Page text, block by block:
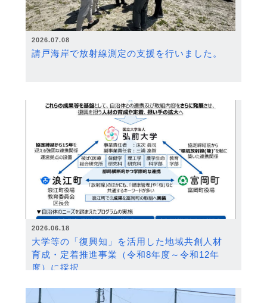
2026.07.08
請戸海岸で放射線測定の支援を行いました。
2026.06.18
大学等の「復興知」を活用した地域共創人材
育成・定着推進事業（令和8年度～令和12年
度）に採択